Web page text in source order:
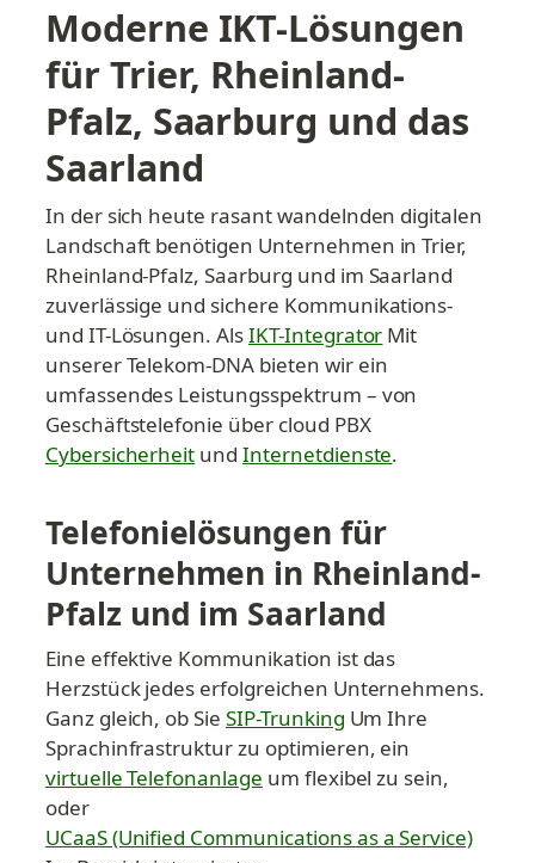
Moderne IKT-Lösungen
für Trier, Rheinland-
Pfalz, Saarburg und das
Saarland
In der sich heute rasant wandelnden digitalen
Landschaft benötigen Unternehmen in Trier,
Rheinland-Pfalz, Saarburg und im Saarland
zuverlässige und sichere Kommunikations-
und IT-Lösungen. Als IKT-Integrator Mit
unserer Telekom-DNA bieten wir ein
umfassendes Leistungsspektrum – von
Geschäftstelefonie über cloud PBX
Cybersicherheit und Internetdienste.
Telefonielösungen für
Unternehmen in Rheinland-
Pfalz und im Saarland
Eine effektive Kommunikation ist das
Herzstück jedes erfolgreichen Unternehmens.
Ganz gleich, ob Sie SIP-Trunking Um Ihre
Sprachinfrastruktur zu optimieren, ein
virtuelle Telefonanlage um flexibel zu sein,
oder
UCaaS (Unified Communications as a Service)